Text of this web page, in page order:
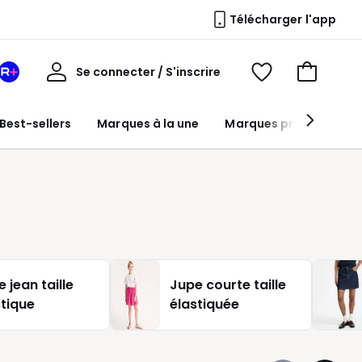
Télécharger l'app
Best-sellers Marques à la une Marques premium
Mon
Redoute
Se connecter / S'inscrire
Mon
Voir
Voir
panier
jean taille
Jupe courte taille
élastiquée